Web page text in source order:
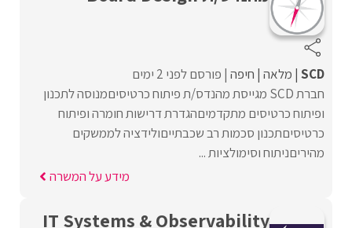
SCD מלאה חיפה פורסם לפני 2 ימים
חברת SCD מגייסת מהנדס/ת פיתוח כרטיסיםמנוסה לתכנון
ופיתוח כרטיסים מתקדמיםהגדרת דרישות חומרה ופיתוח
כרטיסיםתכנון סכמות רב שכבתייםולידציה לממשקים
מהיריםניתוח וסימולציות ...
מידע על המשרה
IT Systems & Observability